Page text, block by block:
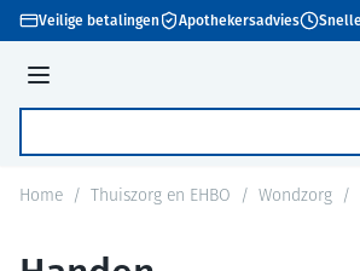
Ga naar de inhoud
Veilige betalingen Apothekersadvies
Menu
Home / Thuiszorg en EHBO / Wondzorg /